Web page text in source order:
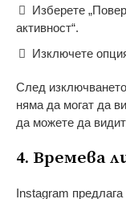
Изберете
активност“.
Изключете
След
няма да могат да
да можете да
4. Времева
Instagram